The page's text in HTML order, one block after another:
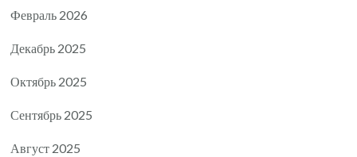
Февраль 2026
Декабрь 2025
Октябрь 2025
Сентябрь 2025
Август 2025